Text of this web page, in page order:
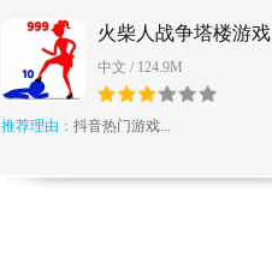
火柴人战争塔楼游戏
中文 / 124.9M
推荐理由： 抖音热门游戏...